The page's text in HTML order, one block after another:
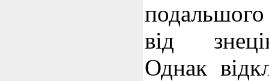
від
Однак